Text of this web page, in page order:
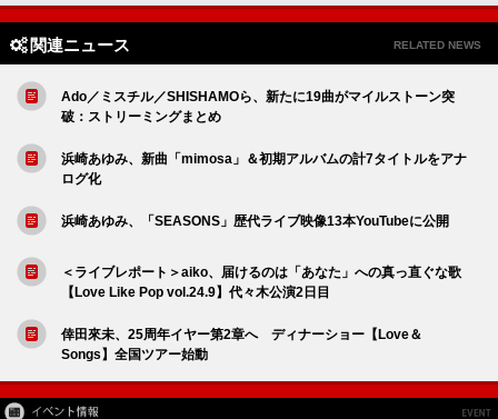
関連ニュース RELATED NEWS
Ado／ミスチル／SHISHAMOら、新たに19曲がマイルストーン突
破：ストリーミングまとめ
浜崎あゆみ、新曲「mimosa」＆初期アルバムの計7タイトルをアナ
ログ化
浜崎あゆみ、「SEASONS」歴代ライブ映像13本YouTubeに公開
＜ライブレポート＞aiko、届けるのは「あなた」への真っ直ぐな歌
【Love Like Pop vol.24.9】代々木公演2日目
倖田來未、25周年イヤー第2章へ ディナーショー【Love＆
Songs】全国ツアー始動